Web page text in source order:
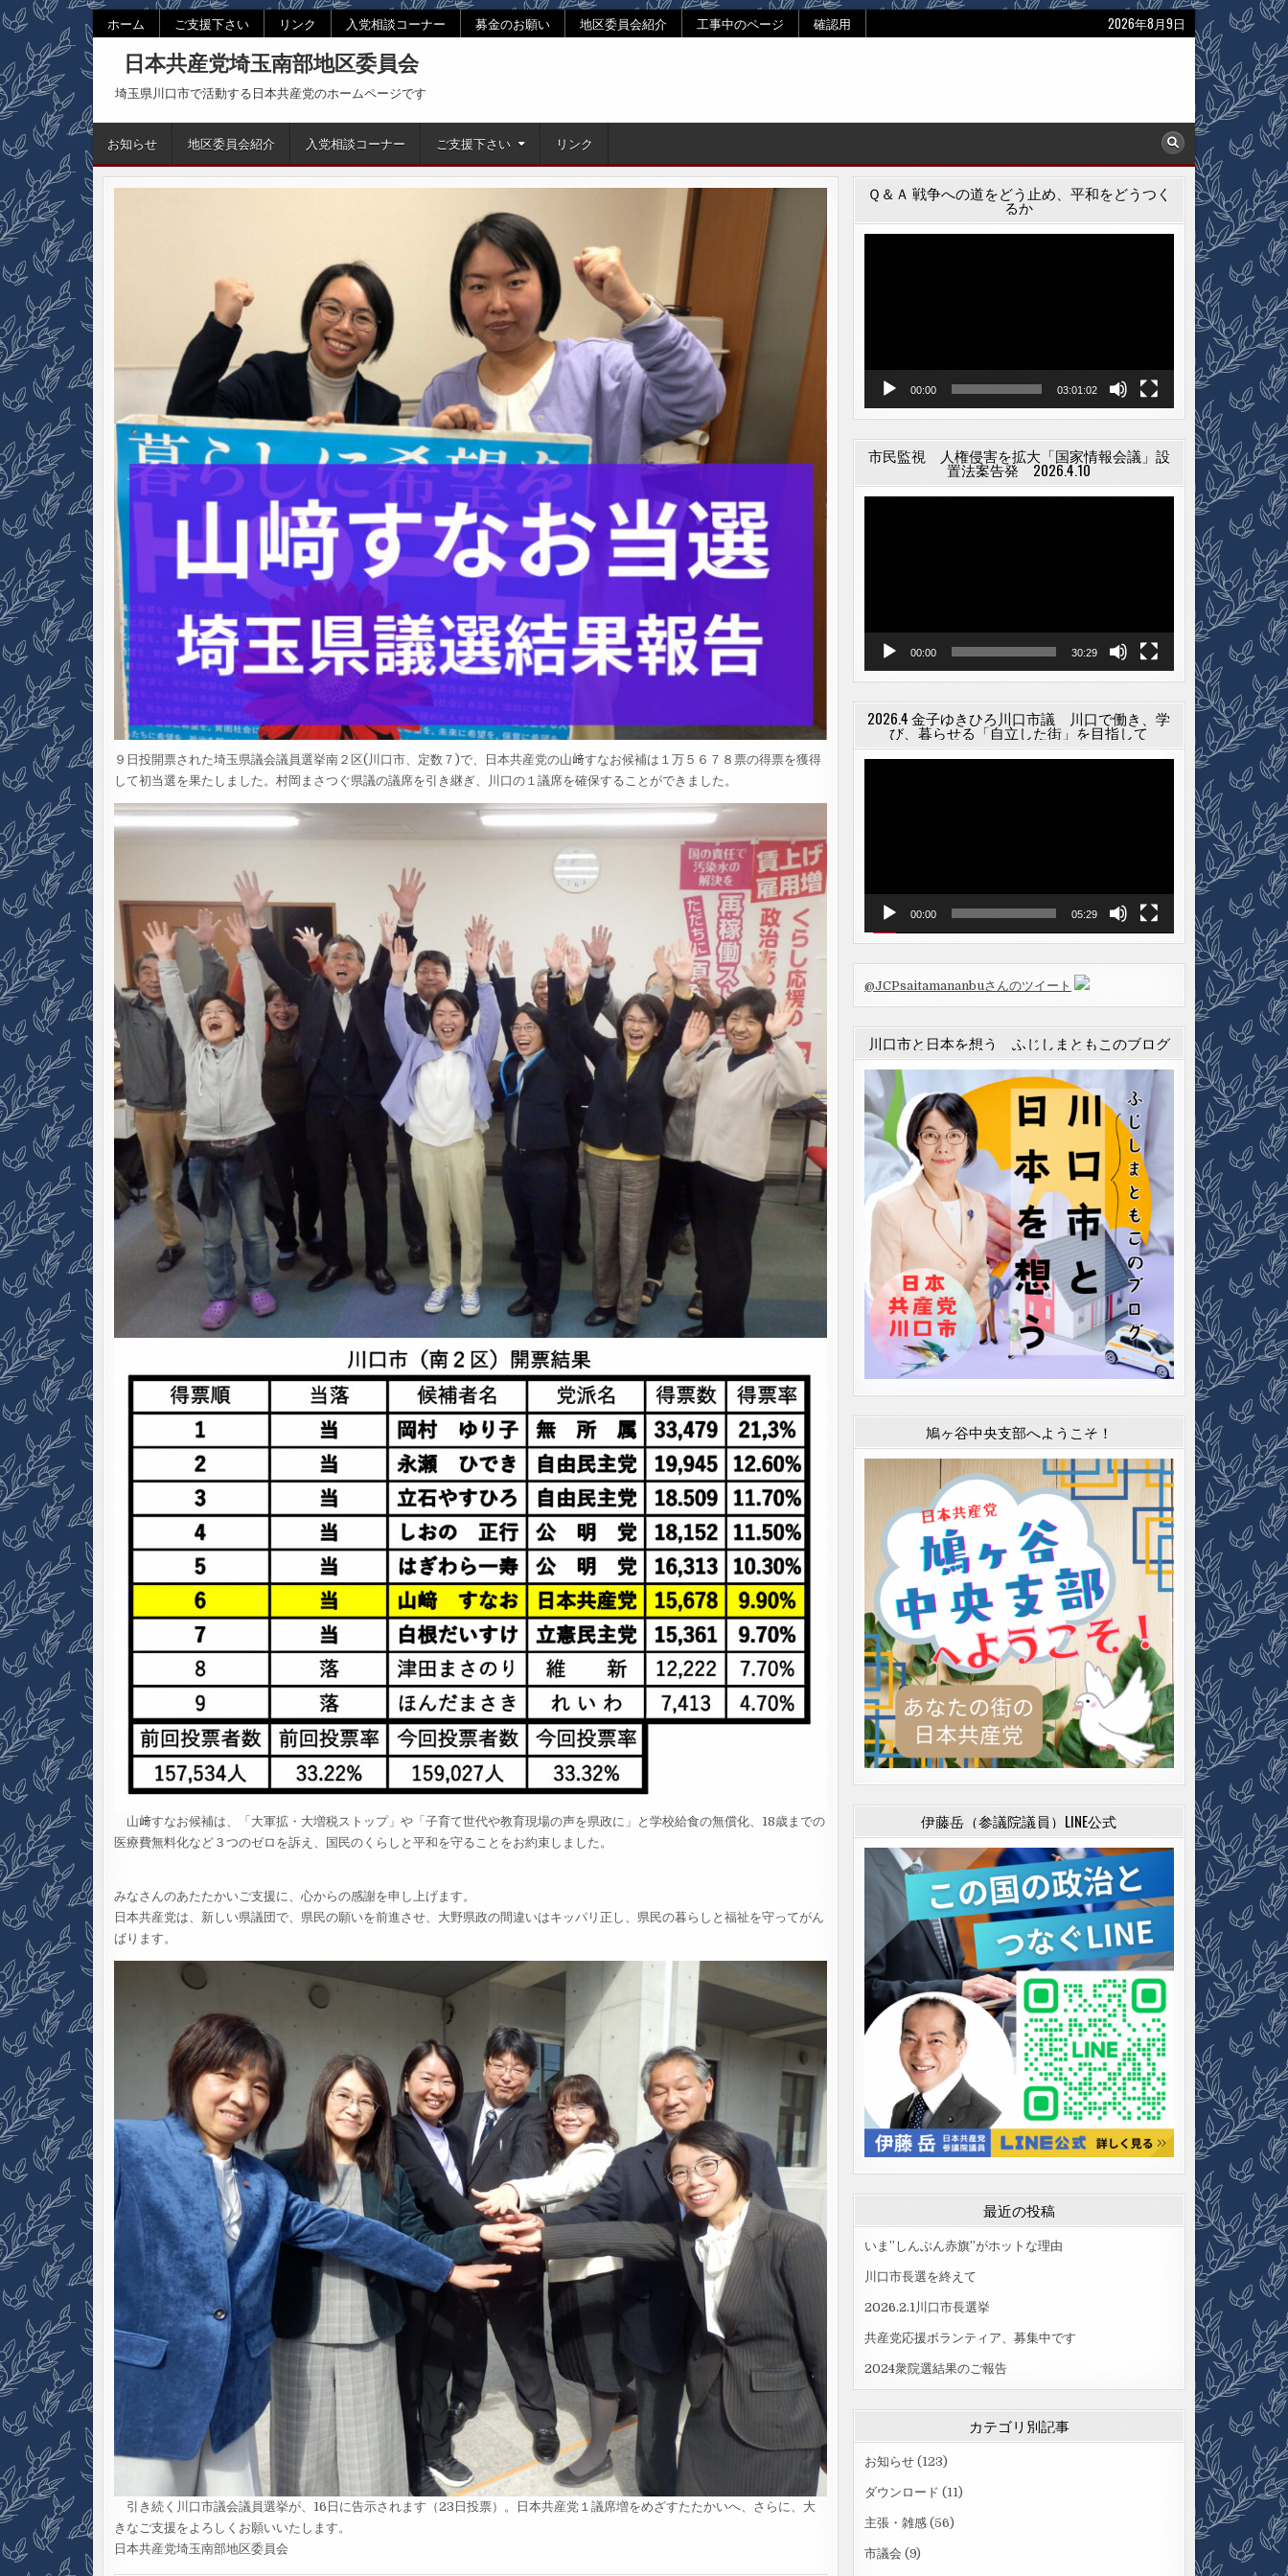
Skip
content
ホーム ご支援下さい リンク 入党相談コーナー 募金のお願い 地区委員会紹介 工事中のページ 確認用 2026年8月9日
日本共産党埼玉南部地区委員会
埼玉県川口市で活動する日本共産党のホームページです
お知らせ 地区委員会紹介 入党相談コーナー ご支援下さい リンク
９日投開票された埼玉県議会議員選挙南２区(川口市、定数７)で、日本共産党の山﨑すなお候補は１万５６７８票の得票を獲得
して初当選を果たしました。村岡まさつぐ県議の議席を引き継ぎ、川口の１議席を確保することができました。
山﨑すなお候補は、「大軍拡・大増税ストップ」や「子育て世代や教育現場の声を県政に」と学校給食の無償化、18歳までの
医療費無料化など３つのゼロを訴え、国民のくらしと平和を守ることをお約束しました。
みなさんのあたたかいご支援に、心からの感謝を申し上げます。
日本共産党は、新しい県議団で、県民の願いを前進させ、大野県政の間違いはキッパリ正し、県民の暮らしと福祉を守ってがん
ばります。
引き続く川口市議会議員選挙が、16日に告示されます（23日投票）。日本共産党１議席増をめざすたたかいへ、さらに、大
きなご支援をよろしくお願いいたします。
日本共産党埼玉南部地区委員会
Ｑ＆Ａ 戦争への道をどう止め、平和をどうつく
るか
00:00 03:01:02
市民監視 人権侵害を拡大「国家情報会議」設
置法案告発 2026.4.10
00:00 30:29
2026.4 金子ゆきひろ川口市議 川口で働き、学
び、暮らせる「自立した街」を目指して
00:00 05:29
@JCPsaitamananbuさんのツイート
川口市と日本を想う ふじしまともこのブログ
鳩ヶ谷中央支部へようこそ！
伊藤岳（参議院議員）LINE公式
最近の投稿
いま”しんぶん赤旗”がホットな理由
川口市長選を終えて
2026.2.1川口市長選挙
共産党応援ボランティア、募集中です
2024衆院選結果のご報告
カテゴリ別記事
お知らせ(123)
ダウンロード (11)
主張・雑感(56)
市議会 (9)